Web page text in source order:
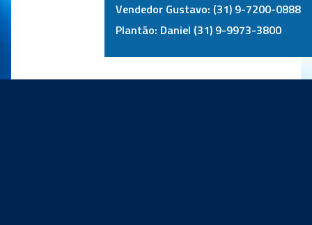
Vendedor Gustavo: (31) 9-7200-0888
Plantão: Daniel (31) 9-9973-3800